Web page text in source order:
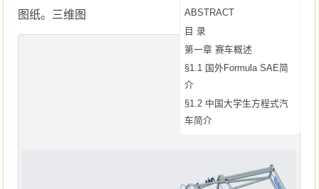
ABSTRACT
目 录
第一章 赛车概述
§1.1 国外Formula SAE简
介
§1.2 中国大学生方程式汽
车简介
图纸。三维图